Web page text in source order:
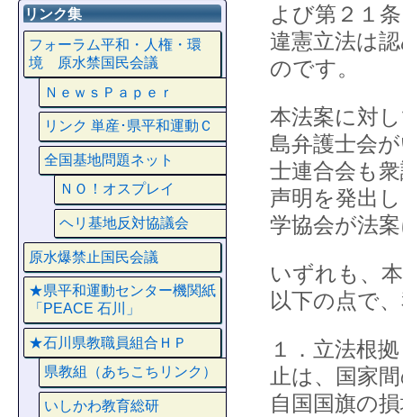
よび第２１
違憲立法は
のです。
本法案に対
島弁護士会
士連合会も
声明を発出
学協会が法
いずれも、
以下の点で
１．立法根
止は、国家
自国国旗の
リンク集
フォーラム平和・人権・環
境 原水禁国民会議
ＮｅｗｓＰａｐｅｒ
リンク 単産･県平和運動Ｃ
全国基地問題ネット
ＮＯ！オスプレイ
ヘリ基地反対協議会
原水爆禁止国民会議
★県平和運動センター機関紙
「PEACE 石川」
★石川県教職員組合ＨＰ
県教組（あちこちリンク）
いしかわ教育総研